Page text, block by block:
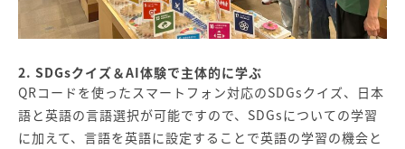
2. SDGsクイズ＆AI体験で主体的に学ぶ
QRコードを使ったスマートフォン対応のSDGsクイズ、日本
語と英語の言語選択が可能ですので、SDGsについての学習
に加えて、言語を英語に設定することで英語の学習の機会と